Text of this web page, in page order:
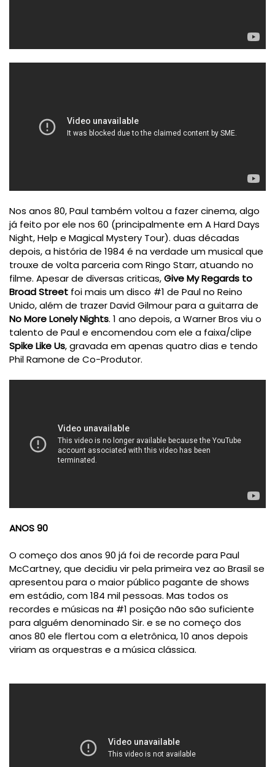
Nos anos 80, Paul também voltou a fazer cinema, algo
já feito por ele nos 60 (principalmente em A Hard Days
Night, Help e Magical Mystery Tour). duas décadas
depois, a história de 1984 é na verdade um musical que
trouxe de volta parceria com Ringo Starr, atuando no
filme. Apesar de diversas criticas,Give My Regards to
Broad Street foi mais um disco #1 de Paul no Reino
Unido, além de trazer David Gilmour para a guitarra de
No More Lonely Nights. 1 ano depois, a Warner Bros viu o
talento de Paul e encomendou com ele a faixa/clipe
Spike Like Us, gravada em apenas quatro dias e tendo
Phil Ramone de Co-Produtor.
ANOS 90
O começo dos anos 90 já foi de recorde para Paul
McCartney, que decidiu vir pela primeira vez ao Brasil se
apresentou para o maior público pagante de shows
em estádio, com 184 mil pessoas. Mas todos os
recordes e músicas na #1 posição não são suficiente
para alguém denominado Sir. e se no começo dos
anos 80 ele flertou com a eletrônica, 10 anos depois
viriam as orquestras e a música clássica.